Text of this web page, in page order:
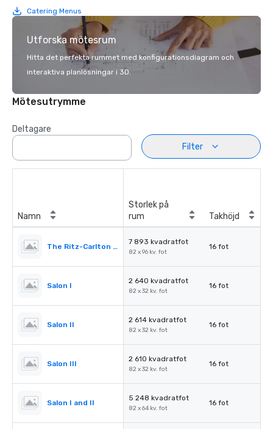
Catering Menus
Utforska mötesrum
Hitta det perfekta rummet med konfigurationsdiagram och
interaktiva planlösningar i 3D.
Mötesutrymme
Deltagare
Filter
Namn
Storlek på
rum
Takhöjd
The Ritz-Carlton Ballroom
7 893 kvadratfot
82 x 96 kv. fot
16 fot
Salon I
2 640 kvadratfot
82 x 32 kv. fot
16 fot
Salon II
2 614 kvadratfot
82 x 32 kv. fot
16 fot
Salon III
2 610 kvadratfot
82 x 32 kv. fot
16 fot
Salon I and II
5 248 kvadratfot
82 x 64 kv. fot
16 fot